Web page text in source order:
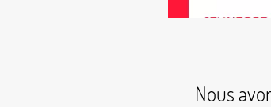
Nous